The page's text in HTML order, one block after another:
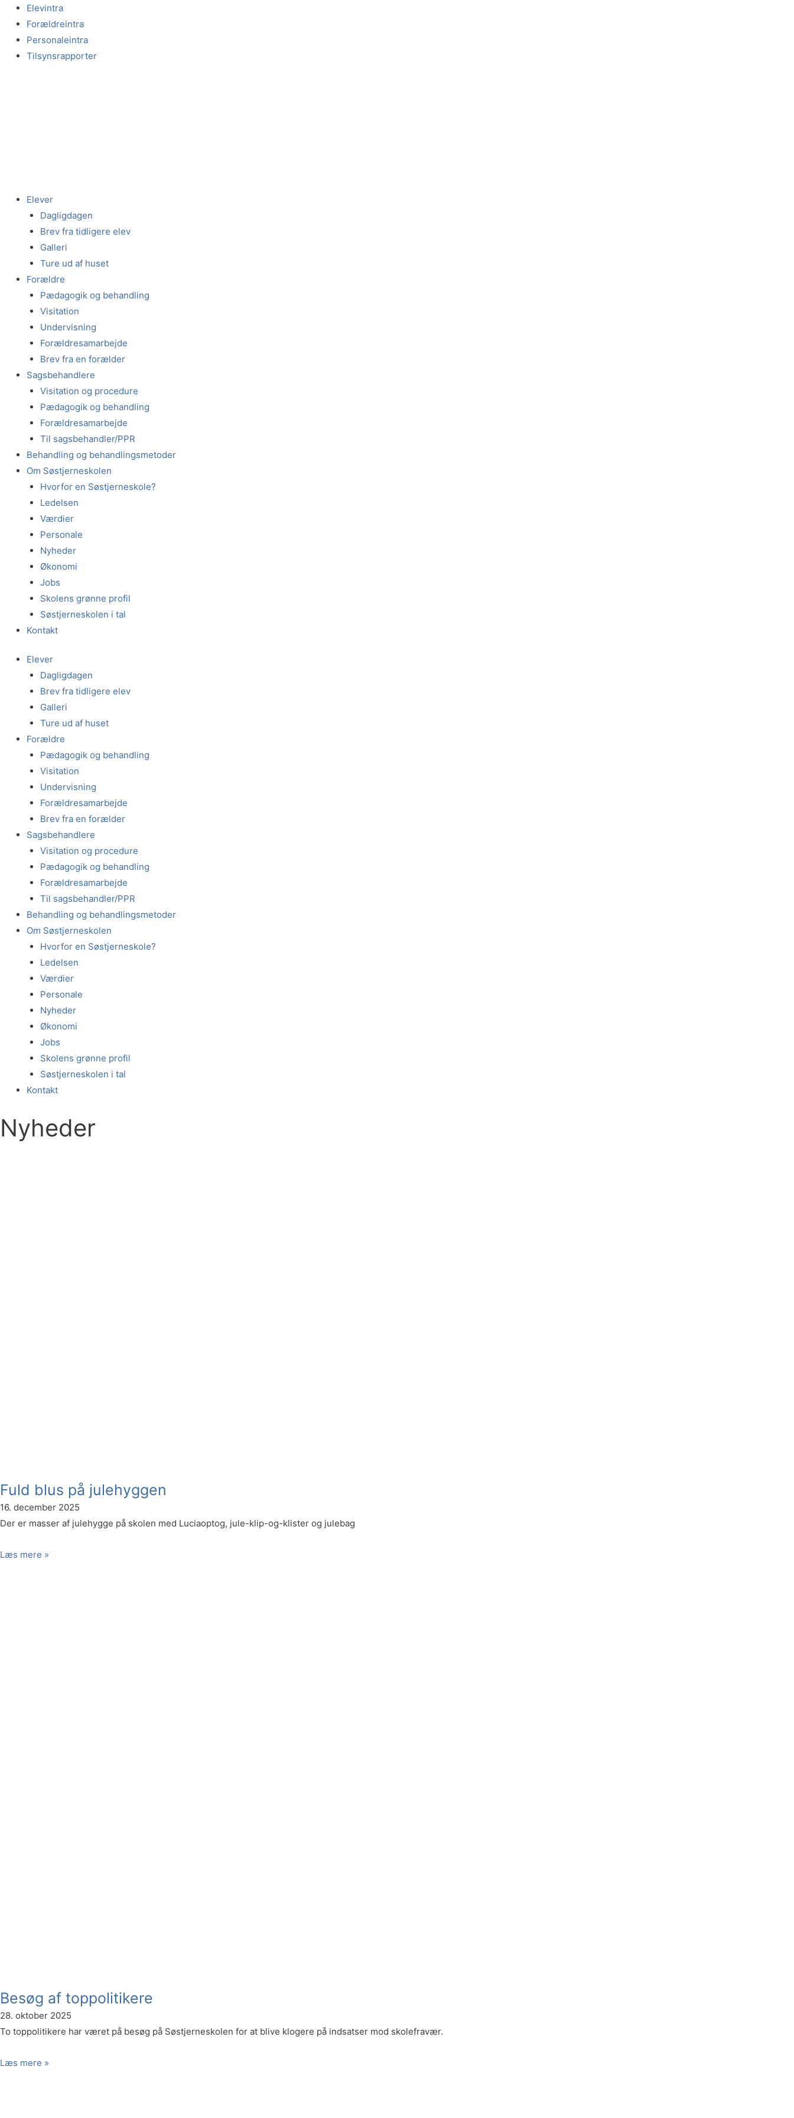
indholdet
Elevintra
Forældreintra
Personaleintra
Tilsynsrapporter
Elever
Dagligdagen
Brev fra tidligere elev
Galleri
Ture ud af huset
Forældre
Pædagogik og behandling
Visitation
Undervisning
Forældresamarbejde
Brev fra en forælder
Sagsbehandlere
Visitation og procedure
Pædagogik og behandling
Forældresamarbejde
Til sagsbehandler/PPR
Behandling og behandlingsmetoder
Om Søstjerneskolen
Hvorfor en Søstjerneskole?
Ledelsen
Værdier
Personale
Nyheder
Økonomi
Jobs
Skolens grønne profil
Søstjerneskolen i tal
Kontakt
Elever
Dagligdagen
Brev fra tidligere elev
Galleri
Ture ud af huset
Forældre
Pædagogik og behandling
Visitation
Undervisning
Forældresamarbejde
Brev fra en forælder
Sagsbehandlere
Visitation og procedure
Pædagogik og behandling
Forældresamarbejde
Til sagsbehandler/PPR
Behandling og behandlingsmetoder
Om Søstjerneskolen
Hvorfor en Søstjerneskole?
Ledelsen
Værdier
Personale
Nyheder
Økonomi
Jobs
Skolens grønne profil
Søstjerneskolen i tal
Kontakt
Nyheder
Fuld blus på julehyggen
16. december 2025
Der er masser af julehygge på skolen med Luciaoptog, jule-klip-og-klister og julebag
Læs mere »
Besøg af toppolitikere
28. oktober 2025
To toppolitikere har været på besøg på Søstjerneskolen for at blive klogere på indsatser mod skolefravær.
Læs mere »